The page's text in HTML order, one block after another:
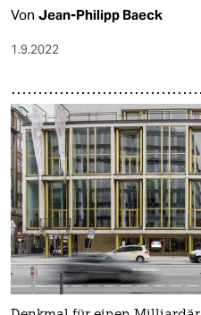
Von Jean-Philipp Baeck
1.9.2022